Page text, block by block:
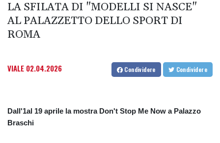
LA SFILATA DI "MODELLI SI NASCE"
AL PALAZZETTO DELLO SPORT DI
ROMA
VIALE 02.04.2026 Condividere Condividere
Dall'1al 19 aprile la mostra Don't Stop Me Now a Palazzo
Braschi